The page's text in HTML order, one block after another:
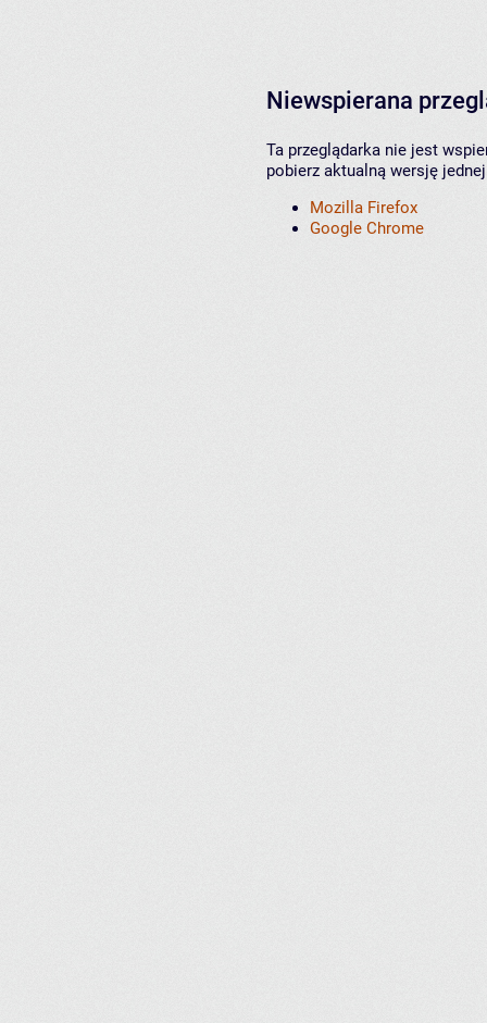
Niewspierana
Ta przeglądarka nie jest
pobierz aktualną wersję
Mozilla Firefox
Google Chrome